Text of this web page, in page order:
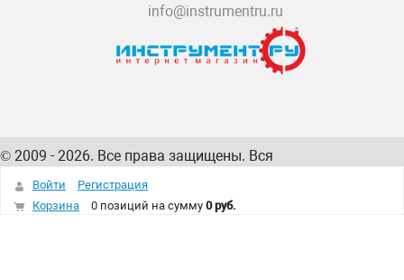
info@instrumentru.ru
© 2009 - 2026. Все права защищены. Вся
информация на сайте – собственность
интернет-магазина
Войти
Регистрация
Корзина
0 позиций на сумму 0 руб.